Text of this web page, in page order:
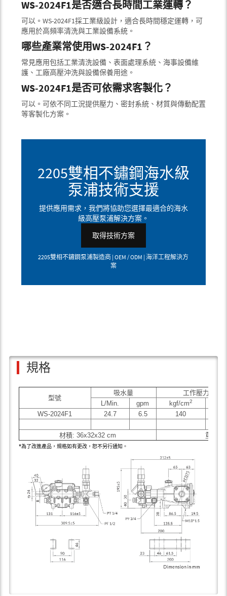
WS-2024F1是否適合長時間工業運轉？
可以。WS-2024F1採工業級設計，適合長時間穩定運轉，可
應用於高頻率清洗與工業設備系統。
哪些產業常使用WS-2024F1？
常見應用包括工業清洗設備、表面處理系統、海事設備維
護、工廠高壓沖洗與設備保養用途。
WS-2024F1是否可依需求客製化？
可以。可依不同工況提供壓力、密封系統、材質與傳動配置
等客製化方案。
2205雙相不鏽鋼海水級
泵浦技術支援
提供應用需求，我們將協助您選擇最適合的海水
級高壓泵浦解決方案。
取得技術方案
2205雙相不鏽鋼泵浦製造商 | OEM / ODM | 海洋工程解決方
案
規格
型號
吸水量
工作壓力
L/Min.
gpm kgf/cm2
WS-2024F1
24.7 6.5 140
材積: 36x32x32 cm 重量
*為了改進產品，規格如有更改，恕不另行通知。